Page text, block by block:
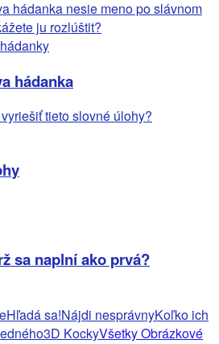
hádanka
sa naplní ako prvá?
Hľadá sa!Nájdi nesprávnyKoľko ich
3D KockyVšetky Obrázkové